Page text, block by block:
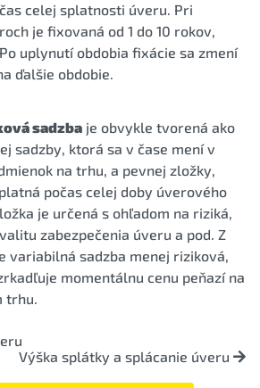
celej splatnosti úveru. Pri
je fixovaná od 1 do 10 rokov,
uplynutí obdobia fixácie sa zmení
ďalšie obdobie.
sadzba je obvykle tvorená ako
sadzby, ktorá sa v čase mení v
na trhu, a pevnej zložky,
počas celej doby úverového
je určená s ohľadom na riziká,
zabezpečenia úveru a pod. Z
variabilná sadzba menej riziková,
momentálnu cenu peňazí na
trhu.
Výška splátky a splácanie úveru